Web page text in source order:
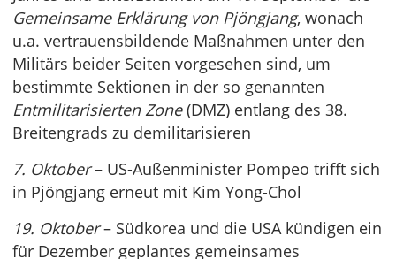
Gemeinsame Erklärung von Pjöngjang, wonach
u.a. vertrauensbildende Maßnahmen unter den
Militärs beider Seiten vorgesehen sind, um
bestimmte Sektionen in der so genannten
Entmilitarisierten Zone(DMZ) entlang des 38.
Breitengrads zu demilitarisieren
7. Oktober– US-Außenminister Pompeo trifft sich
in Pjöngjang erneut mit Kim Yong-Chol
19. Oktober– Südkorea und die USA kündigen ein
für Dezember geplantes gemeinsames